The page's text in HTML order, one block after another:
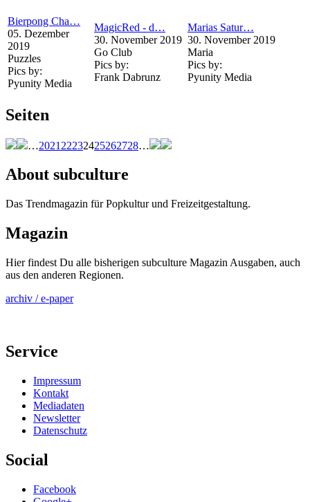
Bierpong Cha…
05. Dezember
2019
Puzzles
Pics by:
Pyunity Media
MagicRed - d…
30. November 2019
Go Club
Pics by:
Frank Dabrunz
Marias Satur…
30. November 2019
Maria
Pics by:
Pyunity Media
Seiten
…2021 22232425262728…
About subculture
Das Trendmagazin für Popkultur und Freizeitgestaltung.
Magazin
Hier findest Du alle bisherigen subculture Magazin Ausgaben, auch
aus den anderen Regionen.
archiv / e-paper
Service
Impressum
Kontakt
Mediadaten
Newsletter
Datenschutz
Social
Facebook